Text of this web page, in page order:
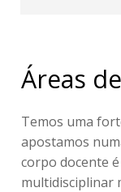
Áreas
Temos uma
apostamos
corpo docente
multidisciplinar